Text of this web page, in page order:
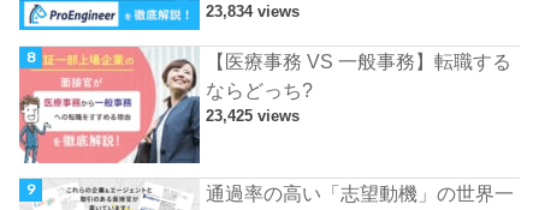
23,834 views
【医療事務 VS 一般事務】転職する
ならどっち?
23,425 views
通過率の高い「志望動機」の世界一